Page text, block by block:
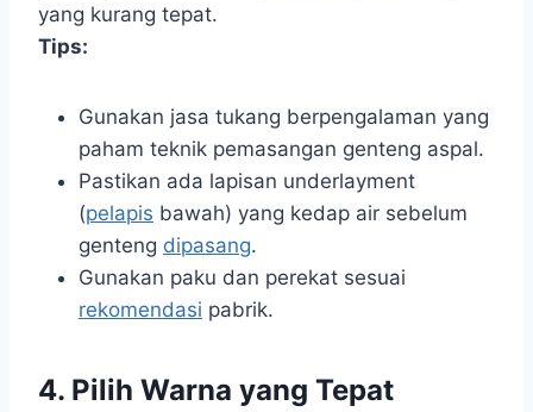
yang kurang tepat.
Tips:
Gunakan jasa tukang berpengalaman yang
paham teknik pemasangan genteng aspal.
Pastikan ada lapisan underlayment
(pelapis bawah) yang kedap air sebelum
genteng dipasang.
Gunakan paku dan perekat sesuai
rekomendasi pabrik.
4. Pilih Warna yang Tepat